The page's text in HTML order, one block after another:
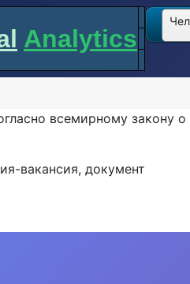
Analytics
всемирному закону
вакансия, документ